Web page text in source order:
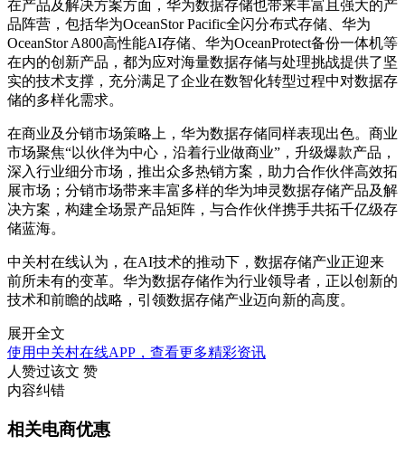
在产品及解决方案方面，华为数据存储也带来丰富且强大的产
品阵营， 包括华为OceanStor Pacific全闪分布式存储、华为
OceanStor A800高性能AI存储、华为OceanProtect备份一体机等
在内的创新产品，都为应对海量数据存储与处理挑战提供了坚
实的技术支撑，充分满足了企业在数智化转型过程中对数据存
储的多样化需求。
在商业及分销市场策略上，华为数据存储同样表现出色。 商业
市场聚焦“以伙伴为中心，沿着行业做商业”，升级爆款产品，
深入行业细分市场，推出众多热销方案，助力合作伙伴高效拓
展市场；分销市场带来丰富多样的华为坤灵数据存储产品及解
决方案，构建全场景产品矩阵，与合作伙伴携手共拓千亿级存
储蓝海。
中关村在线认为， 在AI技术的推动下，数据存储产业正迎来
前所未有的变革。华为数据存储作为行业领导者，正以创新的
技术和前瞻的战略，引领数据存储产业迈向新的高度。
展开全文
使用中关村在线APP，查看更多精彩资讯
人赞过该文 赞
内容纠错
相关电商优惠